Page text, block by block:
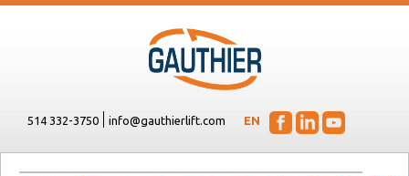
514 332-3750 info@gauthierlift.com EN